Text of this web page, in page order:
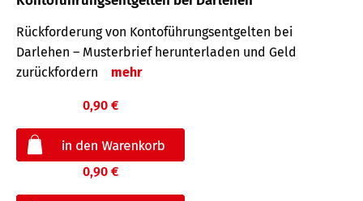
Rückforderung von Kontoführungsentgelten bei
Darlehen – Musterbrief herunterladen und Geld
zurückfordern
mehr
0,90 €
0,90 €